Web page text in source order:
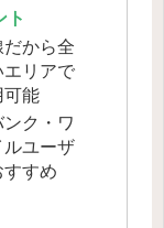
ト
だから全
エリアで
可能
ンク・ワ
ルユーザ
すすめ